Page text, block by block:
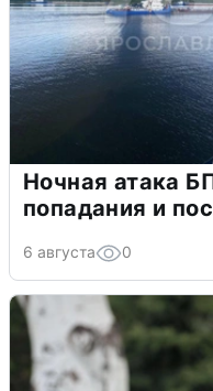
Ночная атака
попадания и
6 августа 0